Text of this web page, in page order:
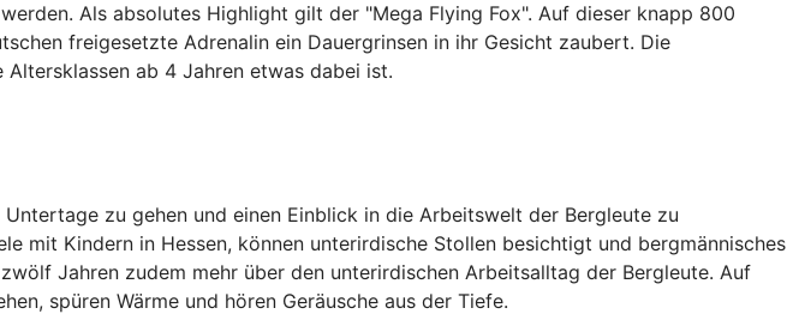
Als absolutes Highlight gilt der "Mega Flying Fox". Auf dieser knapp 800
freigesetzte Adrenalin ein Dauergrinsen in ihr Gesicht zaubert. Die
ab 4 Jahren etwas dabei ist.
zu gehen und einen Einblick in die Arbeitswelt der Bergleute zu
mit Kindern in Hessen, können unterirdische Stollen besichtigt und bergmännisches
Jahren zudem mehr über den unterirdischen Arbeitsalltag der Bergleute. Auf
spüren Wärme und hören Geräusche aus der Tiefe.